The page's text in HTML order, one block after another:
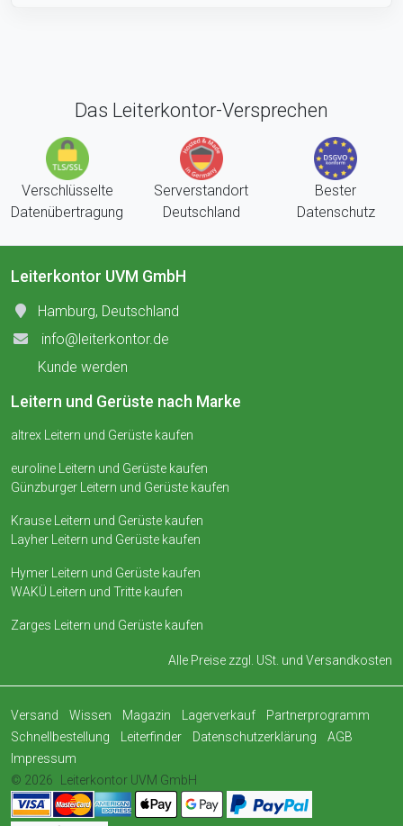
Das Leiterkontor-Versprechen
Verschlüsselte
Datenübertragung
Serverstandort
Deutschland
Bester
Datenschutz
Leiterkontor UVM GmbH
Hamburg, Deutschland
info@leiterkontor.de
Kunde werden
Leitern und Gerüste nach Marke
altrex Leitern und Gerüste kaufen
euroline Leitern und Gerüste kaufen
Günzburger Leitern und Gerüste kaufen
Krause Leitern und Gerüste kaufen
Layher Leitern und Gerüste kaufen
Hymer Leitern und Gerüste kaufen
WAKÜ Leitern und Tritte kaufen
Zarges Leitern und Gerüste kaufen
Alle Preise zzgl. USt. und Versandkosten
Versand Wissen Magazin Lagerverkauf
Partnerprogramm
Schnellbestellung
Leiterfinder Datenschutzerklärung
AGB
Impressum
© 2026
Leiterkontor UVM GmbH